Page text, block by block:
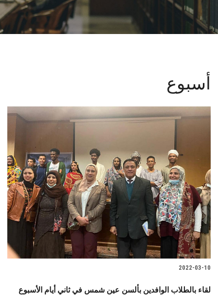
الشئون الأكاديمية
البحث العلمي
الأنظمة الذكية
الإعلام
تواصل معنا
الطلاب
هيئة التدريس
الدراسات العليا
أسبوع
2022-03-10
لقاء بالطلاب الوافدين بألسن عين شمس في ثاني أيام الأسبوع